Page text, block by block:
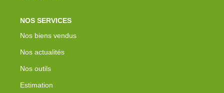
NOS SERVICES
Nos biens vendus
Nos actualités
Nos outils
Estimation